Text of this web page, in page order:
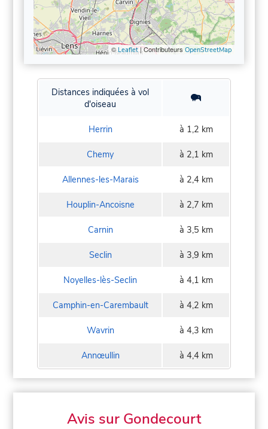
©Leaflet| Contributeurs OpenStreetMap
Distances indiquées à vol
d'oiseau
Herrin à 1,2 km
Chemy à 2,1 km
Allennes-les-Marais à 2,4 km
Houplin-Ancoisne à 2,7 km
Carnin à 3,5 km
Seclin à 3,9 km
Noyelles-lès-Seclin à 4,1 km
Camphin-en-Carembault à 4,2 km
Wavrin à 4,3 km
Annœullin à 4,4 km
Avis sur Gondecourt